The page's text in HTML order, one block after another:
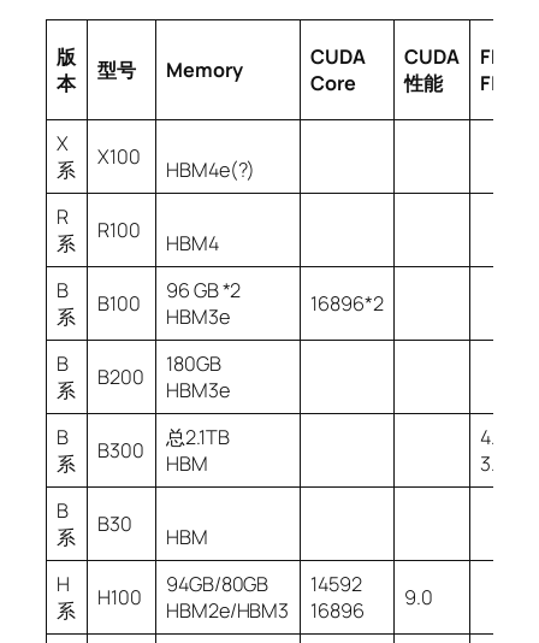
版
本
型号 Memory
CUDA
Core
CUDA
性能
FP4
FLOPs
X
系
X100
HBM4e(?)
R
系
R100
HBM4
B
系
B100
96 GB *2
HBM3e
16896*2
B
系
B200
180GB
HBM3e
B
系
B300
总2.1TB
HBM
4.8P
3.6P
B
系
B30
HBM
H
系
H100
94GB/80GB
HBM2e/HBM3
14592
16896
9.0